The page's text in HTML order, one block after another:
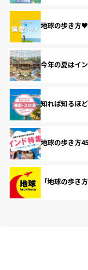
地球の歩き方
今年の夏はイ
知れば知るほ
地球の歩き方
「地球の歩き